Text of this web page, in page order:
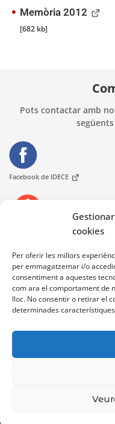
cookies
Per oferir les millors
per emmagatzemar i/o
consentiment a aquestes
com ara el comportament de
lloc. No consentir o retirar el
determinades
Memòria 2012
[682 kb]
Pots contactar amb
Facebook de IDECE
Oficines d'Atenció Ciutadania
Bústia de contacte